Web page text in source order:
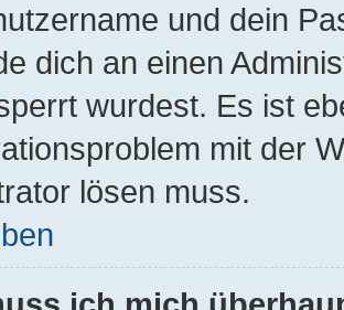
und dein
dich an einen
wurdest. Es ist
mit der
lösen muss.